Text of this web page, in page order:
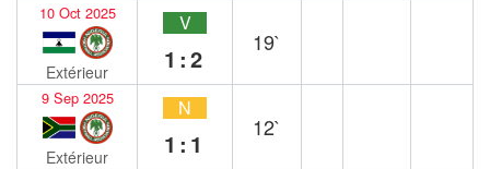
10 Oct 2025
Extérieur
V
1:2
19`
9 Sep 2025
Extérieur
N
1:1
12`